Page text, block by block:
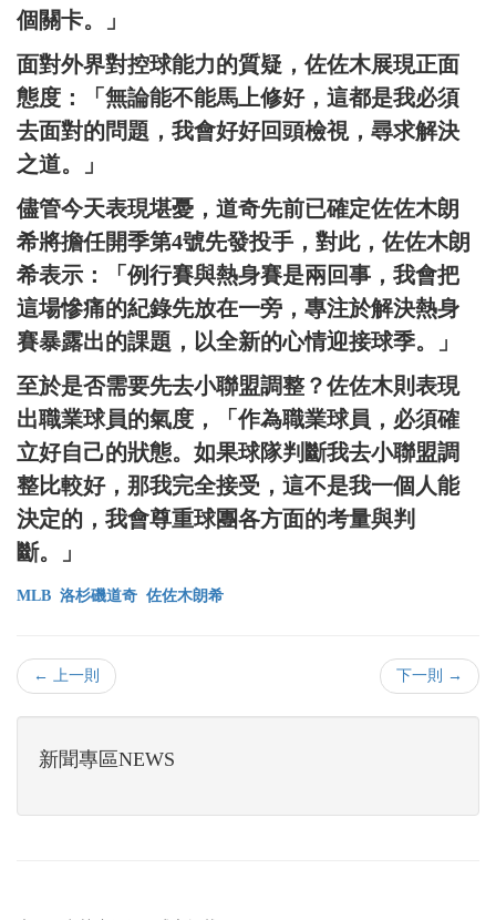
個關卡。」
面對外界對控球能力的質疑，佐佐木展現正面
態度：「無論能不能馬上修好，這都是我必須
去面對的問題，我會好好回頭檢視，尋求解決
之道。」
儘管今天表現堪憂，道奇先前已確定佐佐木朗
希將擔任開季第4號先發投手，對此，佐佐木朗
希表示：「例行賽與熱身賽是兩回事，我會把
這場慘痛的紀錄先放在一旁，專注於解決熱身
賽暴露出的課題，以全新的心情迎接球季。」
至於是否需要先去小聯盟調整？佐佐木則表現
出職業球員的氣度，「作為職業球員，必須確
立好自己的狀態。如果球隊判斷我去小聯盟調
整比較好，那我完全接受，這不是我一個人能
決定的，我會尊重球團各方面的考量與判
斷。」
MLB 洛杉磯道奇 佐佐木朗希
← 上一則 下一則 →
新聞專區NEWS